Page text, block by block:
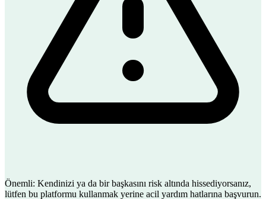
Önemli: Kendinizi ya da bir başkasını risk altında hissediyorsanız,
lütfen bu platformu kullanmak yerine acil yardım hatlarına başvurun.